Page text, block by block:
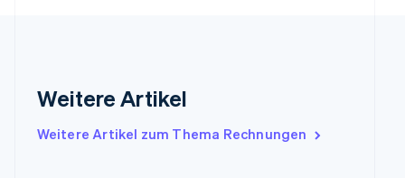
Weitere Artikel
Weitere Artikel zum Thema Rechnungen
Irland
Italien